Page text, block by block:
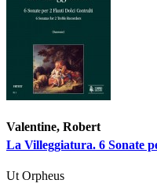
Valentine, Robert
La Villeggiatura. 6 Sonate
Ut Orpheus